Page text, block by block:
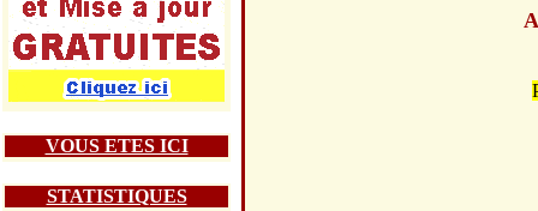
VOUS ETES ICI
STATISTIQUES